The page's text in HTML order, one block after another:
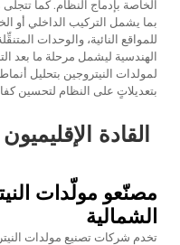
الخاصة بإدماج النظام. كما
بما يشمل التركيب الداخلي أو
للمواقع النائية، والوحدات
الهندسية ليشمل مرحلة ما بعد
لمولدات النيتروجين بتحليل
بتعديلاتٍ على النظام لتحسين
القادة
مصنّعو مولّدات
الشمالية
تخدم شركات تصنيع مولدات